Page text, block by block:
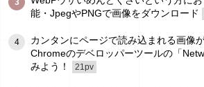
3
能・JpegやPNGで画像をダウンロード
4
カンタンにページで読み込まれる画像
Chromeのデベロッパーツールの「
みよう！
21pv